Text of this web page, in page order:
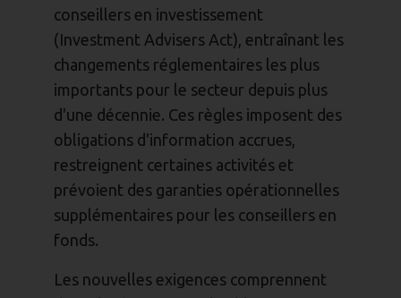
conseillers en investissement
(Investment Advisers Act), entraînant les
changements réglementaires les plus
importants pour le secteur depuis plus
d'une décennie. Ces règles imposent des
obligations d'information accrues,
restreignent certaines activités et
prévoient des garanties opérationnelles
supplémentaires pour les conseillers en
fonds.
Les nouvelles exigences comprennent